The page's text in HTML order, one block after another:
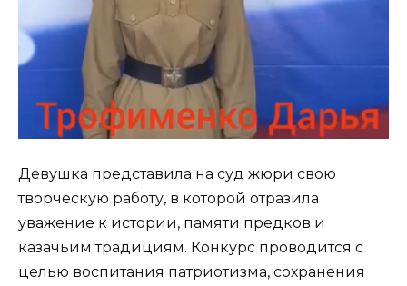
Девушка представила на суд жюри свою
творческую работу, в которой отразила
уважение к истории, памяти предков и
казачьим традициям. Конкурс проводится с
целью воспитания патриотизма, сохранения